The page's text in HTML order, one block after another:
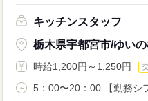
キッチンスタッフ
栃木県宇都宮市/ゆいの
時給1,200円～1,250円
5：00〜20：00 【勤務シ